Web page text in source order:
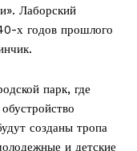
Лаборский
х годов прошлого
парк, где
созданы тропа
и детские